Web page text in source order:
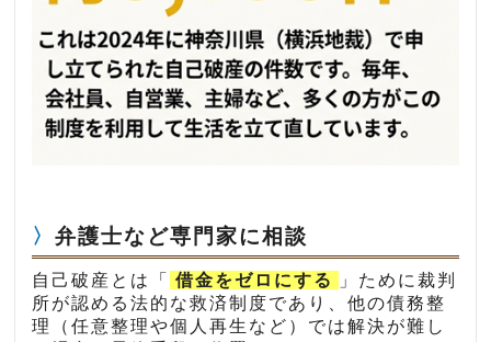
弁護士など専門家に相談
自己破産とは「 借金をゼロにする
」ために裁判
所が認める法的な救済制度であり、他の債務整
理（任意整理や個人再生など）では解決が難し